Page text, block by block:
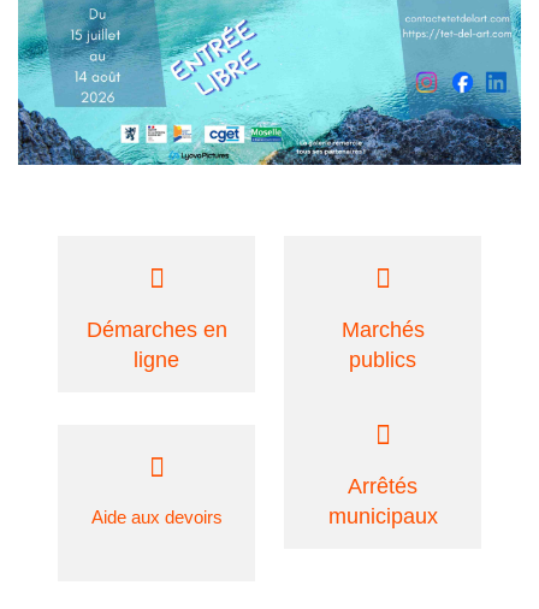
Démarches en
ligne
Marchés
publics
Aide aux devoirs
Arrêtés
municipaux